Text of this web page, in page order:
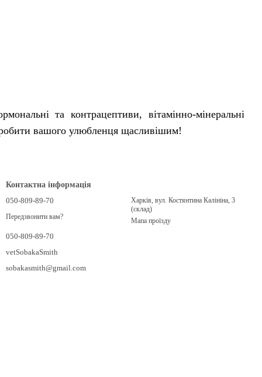
та контрацептиви, вітамінно-мінеральні
вашого улюбленця щасливішим!
Контактна інформація
050-809-89-70
Передзвонити вам?
050-809-89-70
vetSobakaSmith
sobakasmith@gmail.com
Харків, вул. Костянтина Калініна, 3
(склад)
Мапа проїзду